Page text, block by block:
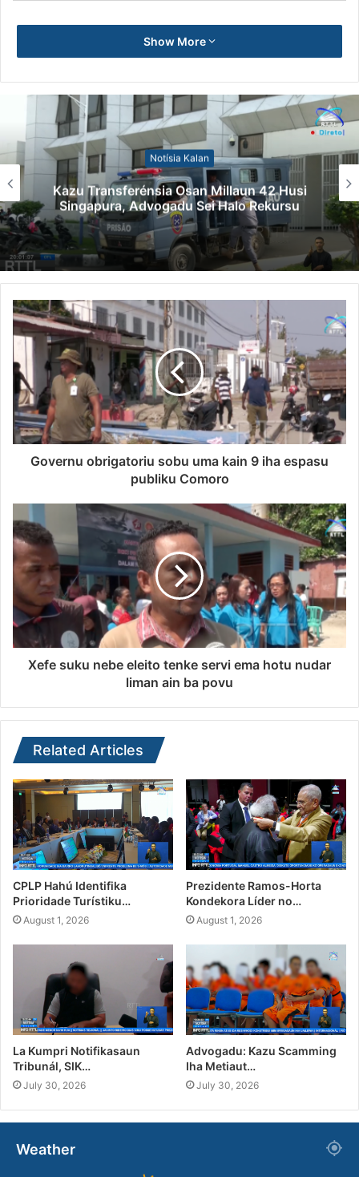
Show More
Notísia Kalan
Kazu Transferénsia Osan Millaun 42 Husi
Singapura, Advogadu Sei Halo Rekursu
Governu obrigatoriu sobu uma kain 9 iha espasu
publiku Comoro
Xefe suku nebe eleito tenke servi ema hotu nudar
liman ain ba povu
Related Articles
CPLP Hahú Identifika
Prioridade Turístiku…
August 1, 2026
Prezidente Ramos-Horta
Kondekora Líder no…
August 1, 2026
La Kumpri Notifikasaun
Tribunál, SIK…
July 30, 2026
Advogadu: Kazu Scamming
Iha Metiaut…
July 30, 2026
Weather